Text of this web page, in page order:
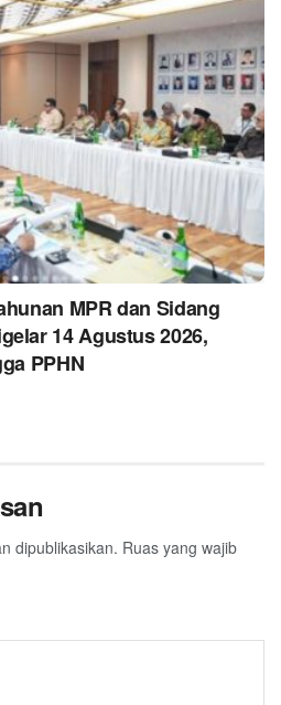
MPR dan Sidang
14 Agustus 2026,
PPHN
dipublikasikan. Ruas yang wajib